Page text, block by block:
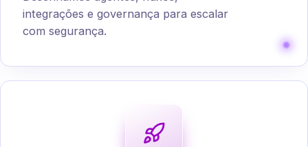
integrações e governança para escalar
com segurança.